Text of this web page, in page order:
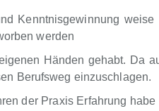
Kenntnisgewinnung weise
werden
Händen gehabt. Da
Berufsweg einzuschlagen.
der Praxis Erfahrung habe